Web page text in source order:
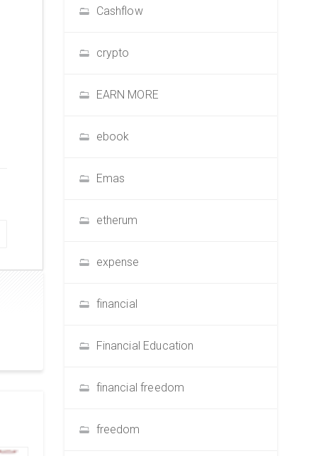
Cashflow
crypto
EARN MORE
ebook
Emas
etherum
expense
financial
Financial Education
financial freedom
freedom